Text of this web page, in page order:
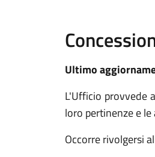
Ultimo
L'Ufficio provvede
loro pertinenze e
Occorre rivolgersi